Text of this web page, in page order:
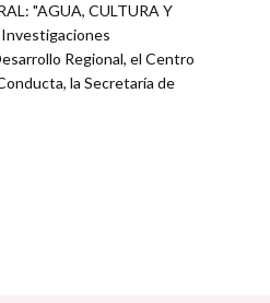
"AGUA, CULTURA Y
Regional, el Centro
la Secretaría de